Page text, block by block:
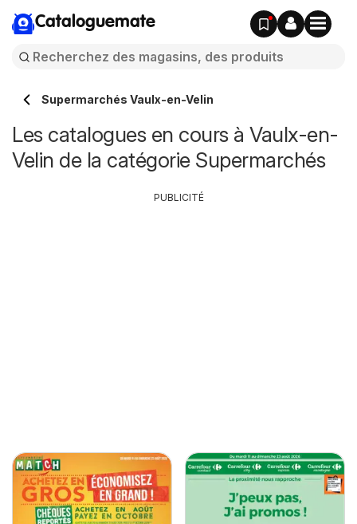
Cataloguemate
Supermarchés Vaulx-en-Velin
Les catalogues en cours à Vaulx-en-
Velin de la catégorie Supermarchés
PUBLICITÉ